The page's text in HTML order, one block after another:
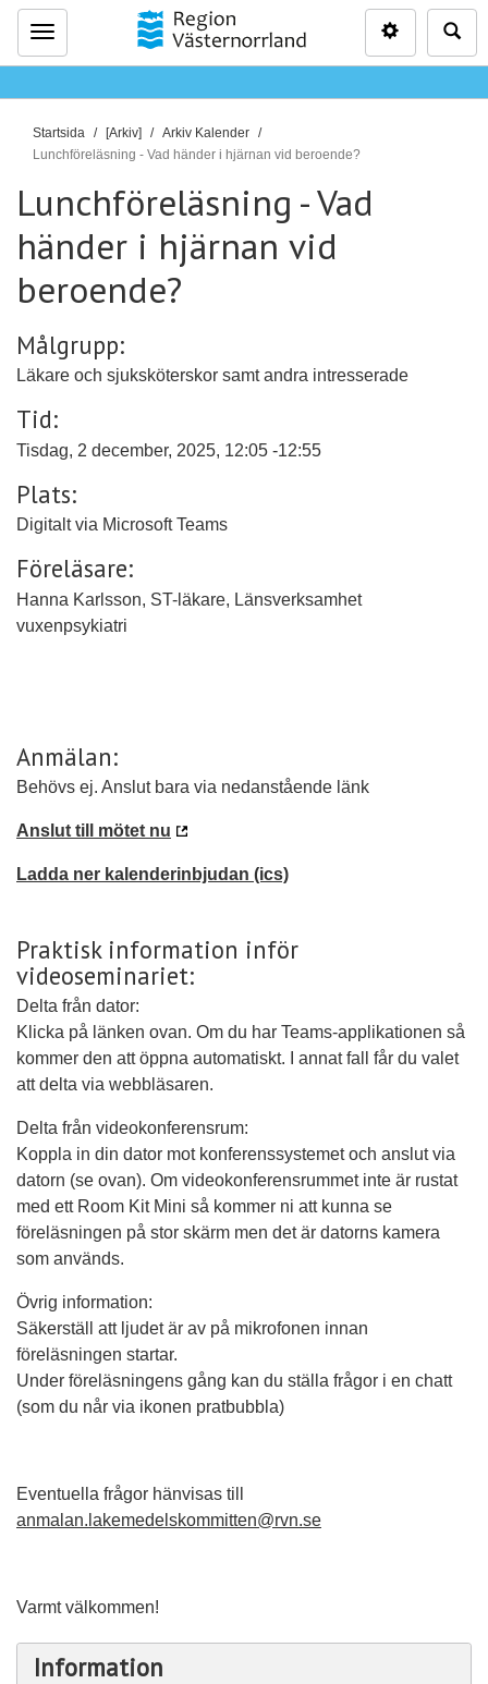
Meny
D
u
r
h
ä
r
Startsida [Arkiv]
Arkiv Kalender
Lunchföreläsning - Vad händer i hjärnan vid beroende?
Lunchföreläsning - Vad
händer i hjärnan vid
beroende?
Målgrupp:
Läkare och sjuksköterskor samt andra intresserade
Tid:
Tisdag, 2 december, 2025, 12:05 -12:55
Plats:
Digitalt via Microsoft Teams
Föreläsare:
Hanna Karlsson, ST-läkare, Länsverksamhet
vuxenpsykiatri
Anmälan:
Behövs ej. Anslut bara via nedanstående länk
Anslut till mötet nu
Ladda ner kalenderinbjudan (ics)
Praktisk information inför
videoseminariet:
Delta från dator:
Klicka på länken ovan. Om du har Teams-applikationen så
kommer den att öppna automatiskt. I annat fall får du valet
att delta via webbläsaren.
Delta från videokonferensrum:
Koppla in din dator mot konferenssystemet och anslut via
datorn (se ovan). Om videokonferensrummet inte är rustat
med ett Room Kit Mini så kommer ni att kunna se
föreläsningen på stor skärm men det är datorns kamera
som används.
Övrig information:
Säkerställ att ljudet är av på mikrofonen innan
föreläsningen startar.
Under föreläsningens gång kan du ställa frågor i en chatt
(som du når via ikonen pratbubbla)
Eventuella frågor hänvisas till
anmalan.lakemedelskommitten@rvn.se
Varmt välkommen!
Information